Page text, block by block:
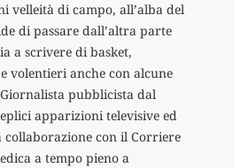
velleità di campo, all’alba del
di passare dall’altra parte
a scrivere di basket,
volentieri anche con alcune
pubblicista dal
apparizioni televisive ed
con il Corriere
a tempo pieno a